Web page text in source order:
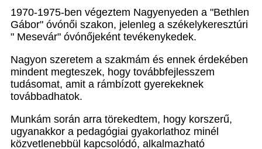
1970-1975-ben végeztem Nagyenyeden a "Bethlen
Gábor" óvónői szakon, jelenleg a székelykeresztúri
" Mesevár" óvónőjeként tevékenykedek.
Nagyon szeretem a szakmám és ennek érdekében
mindent megteszek, hogy továbbfejlesszem
tudásomat, amit a rámbízott gyerekeknek
továbbadhatok.
Munkám során arra törekedtem, hogy korszerű,
ugyanakkor a pedagógiai gyakorlathoz minél
közvetlenebbül kapcsolódó, alkalmazható